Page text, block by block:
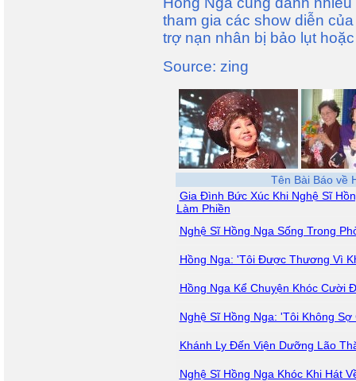
tham gia các show diễn
trợ nạn nhân bị bảo lụt
Source: zing
Tên Bài Báo về
Gia Đình Bức Xúc Khi Nghệ Sĩ
Làm Phiền
Nghệ Sĩ Hồng Nga Sống Trong
Hồng Nga: 'Tôi Được Thương Vì
Hồng Nga Kể Chuyện Khóc Cười
Nghệ Sĩ Hồng Nga: 'Tôi Không
Khánh Ly Đến Viện Dưỡng Lão
Nghệ Sĩ Hồng Nga Khóc Khi Hát